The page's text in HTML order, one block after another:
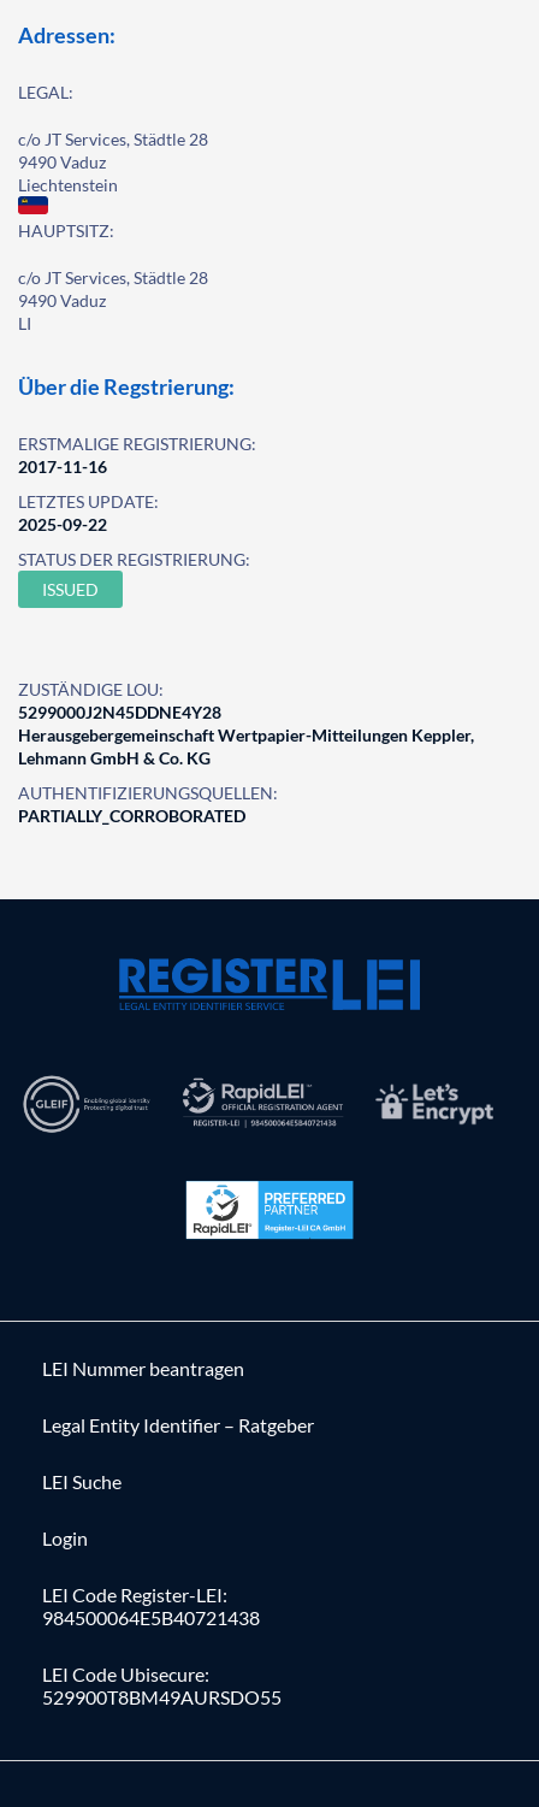
Adressen:
LEGAL:
c/o JT Services, Städtle 28
9490 Vaduz
Liechtenstein
HAUPTSITZ:
c/o JT Services, Städtle 28
9490 Vaduz
LI
Über die Regstrierung:
ERSTMALIGE REGISTRIERUNG:
2017-11-16
LETZTES UPDATE:
2025-09-22
STATUS DER REGISTRIERUNG:
ISSUED
ZUSTÄNDIGE LOU:
5299000J2N45DDNE4Y28
Herausgebergemeinschaft Wertpapier-Mitteilungen Keppler,
Lehmann GmbH & Co. KG
AUTHENTIFIZIERUNGSQUELLEN:
PARTIALLY_CORROBORATED
LEI Nummer beantragen
Legal Entity Identifier – Ratgeber
LEI Suche
Login
LEI Code Register-LEI:
984500064E5B40721438
LEI Code Ubisecure:
529900T8BM49AURSDO55